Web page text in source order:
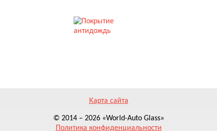
Карта сайта
© 2014 – 2026 «World-Auto Glass»
Политика конфиденциальности